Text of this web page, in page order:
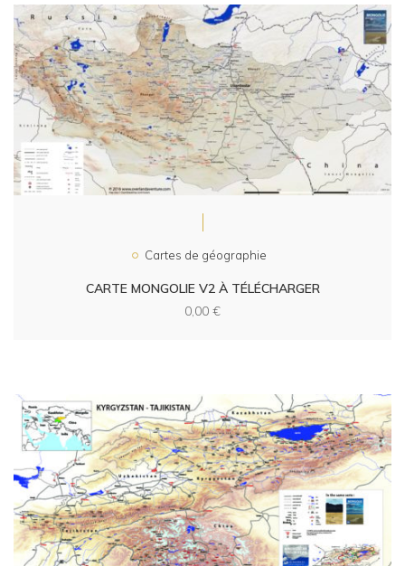
Cartes de géographie
CARTE MONGOLIE V2 À TÉLÉCHARGER
0,00 €